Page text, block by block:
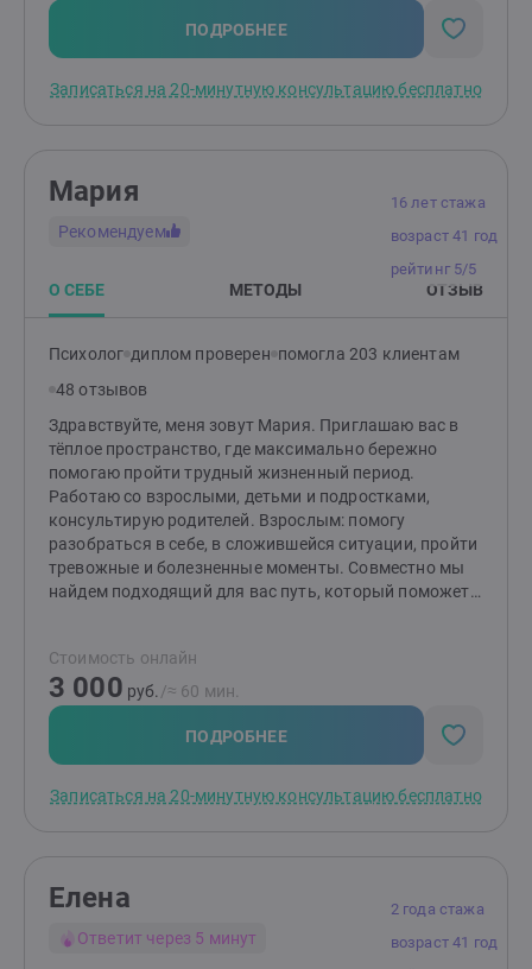
не верит в психологию; теми, кого заставили прийти;
тяжёлыми психиатрическими диагнозами; любыми
партнёрами в отношениях.
ПОДРОБНЕЕ
Записаться на 20-минутную консультацию бесплатно
16 лет стажа
возраст 41 год
рейтинг 5/5
Мария
Рекомендуем
О СЕБЕ МЕТОДЫ ОТЗЫВ
Психолог диплом проверен помогла 203 клиентам
48 отзывов
Здравствуйте, меня зовут Мария. Приглашаю вас в
тёплое пространство, где максимально бережно
помогаю пройти трудный жизненный период.
Работаю со взрослыми, детьми и подростками,
консультирую родителей. Взрослым: помогу
разобраться в себе, в сложившейся ситуации, пройти
тревожные и болезненные моменты. Совместно мы
найдем подходящий для вас путь, который поможет
страхами, вспышками гнева, эмоциональной
чувствительностью и ранимостью, обрести
уверенность, улучшить отношения с окружающими.
Родителям: помогу разобраться в причинах
возникших трудностей и найти эффективные способы
отношения и понять своего ребенка.
Стоимость онлайн
3 000 руб. /≈ 60 мин.
ПОДРОБНЕЕ
Записаться на 20-минутную консультацию бесплатно
2 года стажа
возраст 41 год
Елена
Ответит через 5 минут